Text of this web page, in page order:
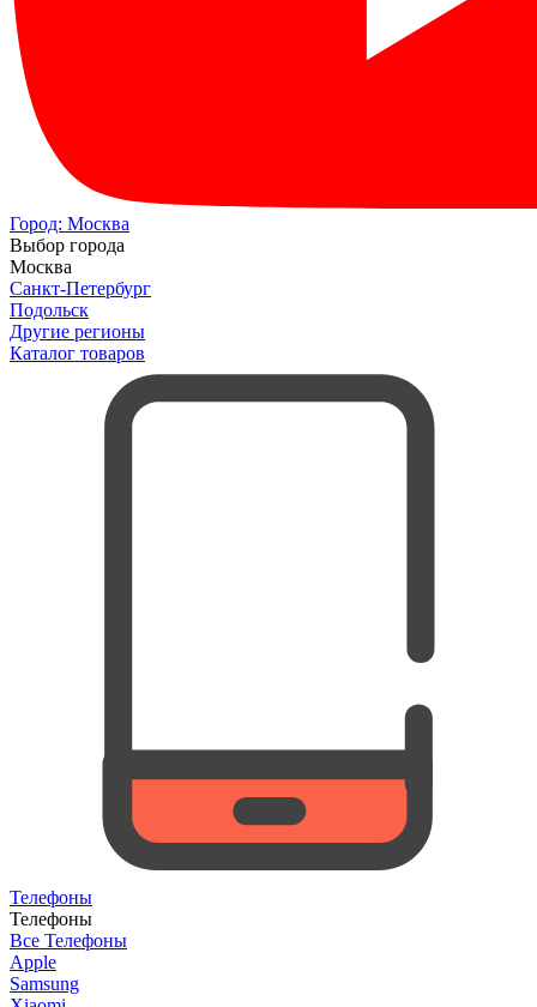
Город: Москва
Выбор города
Москва
Санкт-Петербург
Подольск
Другие регионы
Каталог товаров
Телефоны
Телефоны
Все Телефоны
Apple
Samsung